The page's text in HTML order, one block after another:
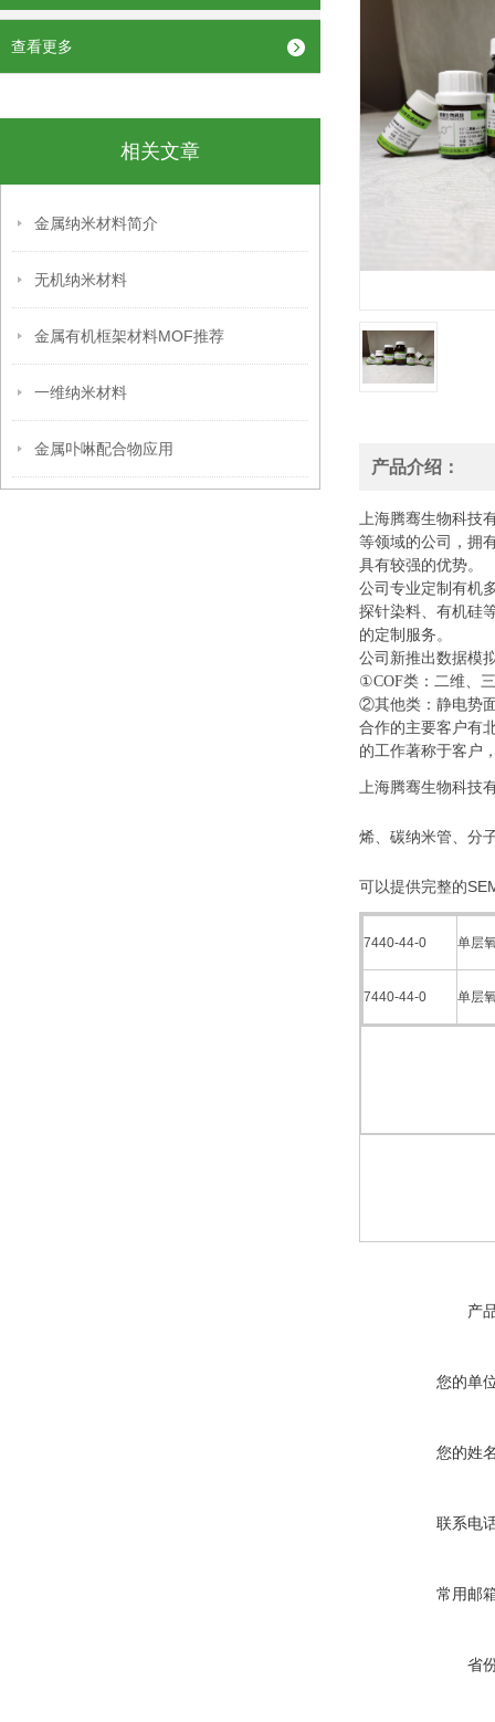
查看更多
相关文章
金属纳米材料简介
无机纳米材料
金属有机框架材料MOF推荐
一维纳米材料
金属卟啉配合物应用
产品介绍：
上海腾骞生物科技
等领域的公司，拥
具有较强的优势。
公司专业定制有机
探针染料、有机硅
的定制服务。
公司新推出数据模
①COF类：二维、
②其他类：静电势
合作的主要客户有
的工作著称于客户
上海腾骞生物科
烯、碳纳米管、分
可以提供完整的
7440-44-0 单层
7440-44-0 单层
产
您的单
您的姓
联系电
常用邮
省